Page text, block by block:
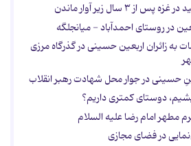
در روستای احمدآباد - میانجلگه
زائران اربعین حسینی در گذرگاه مرزی
حسینی در جوار محل شهادت رهبر انقلاب
دوستای کمتری داریم؟
مطهر امام رضا علیه السلام
در فضای مجازی